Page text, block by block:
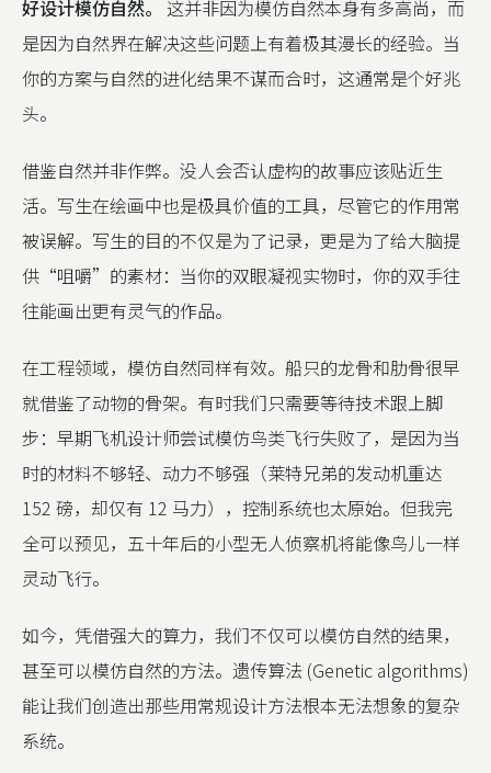
好设计模仿自然。 这并非因为模仿自然本身有多高尚，而
是因为自然界在解决这些问题上有着极其漫长的经验。当
你的方案与自然的进化结果不谋而合时，这通常是个好兆
头。
借鉴自然并非作弊。没人会否认虚构的故事应该贴近生
活。写生在绘画中也是极具价值的工具，尽管它的作用常
被误解。写生的目的不仅是为了记录，更是为了给大脑提
供“咀嚼”的素材：当你的双眼凝视实物时，你的双手往
往能画出更有灵气的作品。
在工程领域，模仿自然同样有效。船只的龙骨和肋骨很早
就借鉴了动物的骨架。有时我们只需要等待技术跟上脚
步：早期飞机设计师尝试模仿鸟类飞行失败了，是因为当
时的材料不够轻、动力不够强（莱特兄弟的发动机重达
152 磅，却仅有 12 马力），控制系统也太原始。但我完
全可以预见，五十年后的小型无人侦察机将能像鸟儿一样
灵动飞行。
如今，凭借强大的算力，我们不仅可以模仿自然的结果，
甚至可以模仿自然的方法。遗传算法 (Genetic algorithms)
能让我们创造出那些用常规设计方法根本无法想象的复杂
系统。